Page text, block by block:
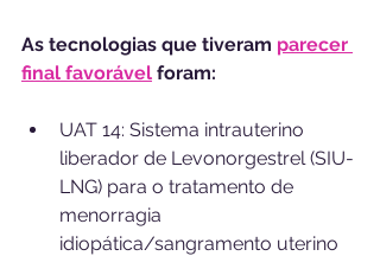
As tecnologias que tiveram parecer
final favorável foram:
UAT 14: Sistema intrauterino
liberador de Levonorgestrel (SIU-
LNG) para o tratamento de
menorragia
idiopática/sangramento uterino